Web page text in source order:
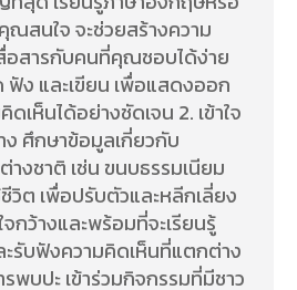
ณสนใจ จะช่วยสร้างความ
อสารกับคนที่คุณชอบได้ง่าย
ง และเขียน เพื่อแสดงออก
เห็นได้อย่างชัดเจน 2. เข้าใจ
ศึกษาข้อมูลเกี่ยวกับ
งชาติ เช่น ขนบธรรมเนียม
วิต เพื่อปรับตัวและหลีกเลี่ยง
จกว้างและพร้อมที่จะเรียนรู้
รับฟังความคิดเห็นที่แตกต่าง
พบปะ เข้าร่วมกิจกรรมที่มีชาว